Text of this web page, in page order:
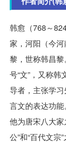
韩愈（768～
家，河阳（今
黎，世称韩昌
号“文”，又称
导者，主张学
言文的表达功能
他为唐宋八大家
公”和“百代文